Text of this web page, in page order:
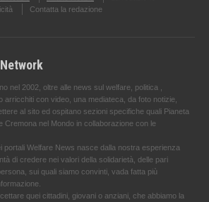
Contatta la redazione
nel 2002, oltre alle news sul welfare, politica ,
arricchiti con video, una mediateca, da foto notizie,
al sito ed ospitano sezioni specifiche quali Pianeta
Cremona nel Mondo in collaborazione con le
portali Welfare News nasce dalla nostra esperienza
di credere nei valori della solidarietà, delle pari
sui quali siamo convinti, vada fatta più
quei cittadini, giovani o anziani, che abbiamo la